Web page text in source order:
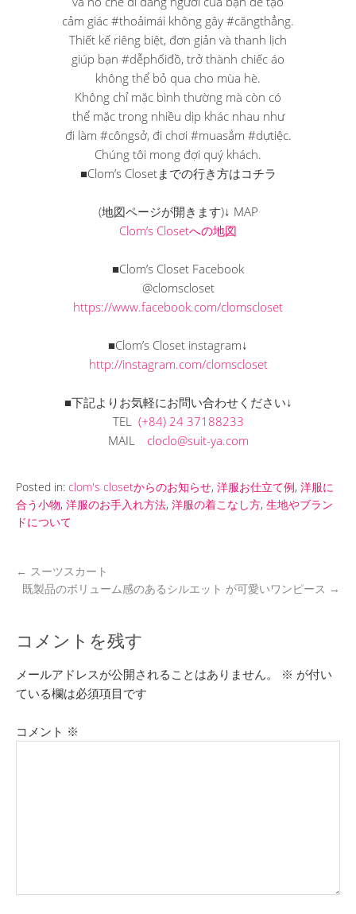
cảm giác #thoảimái không gây #căngthẳng.
Thiết kế riêng biệt, đơn giản và thanh lịch
giúp bạn #dễphốiđồ, trở thành chiếc áo
không thể bỏ qua cho mùa hè.
Không chỉ mặc bình thường mà còn có
thể mặc trong nhiều dịp khác nhau như
đi làm #côngsở, đi chơi #muasắm #dựtiệc.
Chúng tôi mong đợi quý khách.
■Clom’s Closetまでの行き方はコチラ
(地図ページが開きます)↓ MAP
Clom’s Closetへの地図
■Clom’s Closet Facebook
@clomscloset
https://www.facebook.com/clomscloset
■Clom’s Closet instagram↓
http://instagram.com/clomscloset
■下記よりお気軽にお問い合わせください↓
TEL (+84) 24 37188233
MAIL cloclo@suit-ya.com
Posted in: clom's closetからのお知らせ, 洋服お仕立て例, 洋服に
合う小物, 洋服のお手入れ方法, 洋服の着こなし方, 生地やブラン
ドについて
← スーツスカート
既製品のボリューム感のあるシルエット が可愛いワンピース →
コメントを残す
メールアドレスが公開されることはありません。 ※ が付い
ている欄は必須項目です
コメント ※